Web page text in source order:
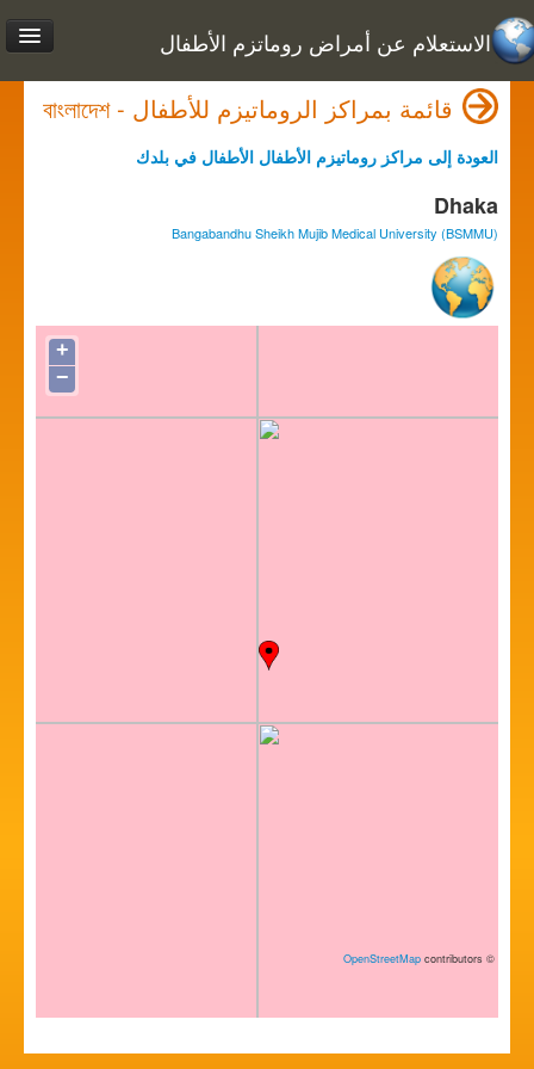
الاستعلام عن أمراض روماتزم الأطفال
قائمة بمراكز الروماتيزم للأطفال - বাংলাদেশ
العودة إلى مراكز روماتيزم الأطفال الأطفال في بلدك
Dhaka
Bangabandhu Sheikh Mujib Medical University (BSMMU)
+
−
©
OpenStreetMap contributors